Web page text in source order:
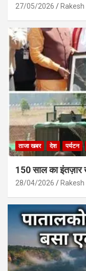
27/05/2026
ताजा खबर देश पर्यटन
150 साल का इंतज़ार
28/04/2026